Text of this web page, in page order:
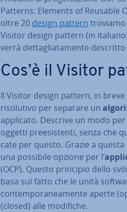
Patterns: Elements of Reusable
oltre 20 design pattern troviamo
Visitor design pattern (in
verrà det­ta­glia­ta­men­te
Cos’è il Visitor
Il Visitor design pattern, in
ri­so­lu­ti­vo per separare un
applicato. Descrive un modo
oggetti pre­e­si­sten­ti, senza che
ca­te per questo. Grazie a
una possibile opzione per l’
(OCP). Questo principio dello
basa sul fatto che le unità
con­tem­po­ra­nea­men­te aperte
(closed) alle modifiche.